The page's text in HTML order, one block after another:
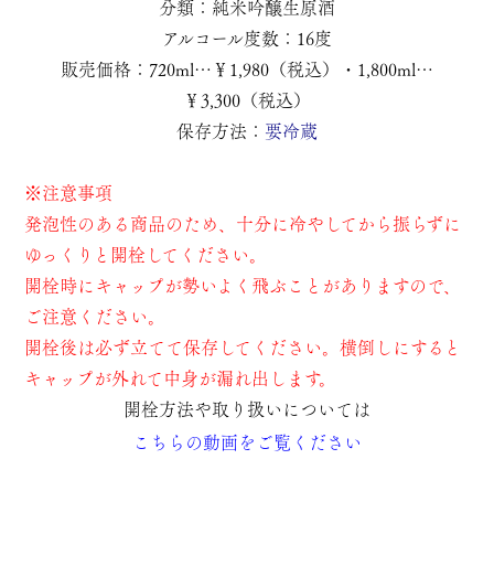
分類：純米吟醸生原酒
アルコール度数：16度
販売価格：720ml…￥1,980（税込）・1,800ml…
￥3,300（税込）
保存方法： 要冷蔵
※注意事項
発泡性のある商品のため、十分に冷やしてから振らずに
ゆっくりと開栓してください。
開栓時にキャップが勢いよく飛ぶことがありますので、
ご注意ください。
開栓後は必ず立てて保存してください。横倒しにすると
キャップが外れて中身が漏れ出します。
開栓方法や取り扱いについては
こちらの動画をご覧ください